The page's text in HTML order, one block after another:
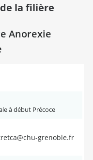
la filière
Anorexie
à début Précoce
grenoble.fr